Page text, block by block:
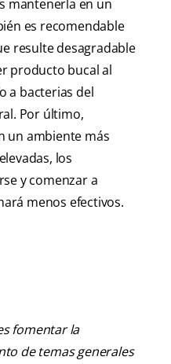
mantenerla en un
es recomendable
resulte desagradable
producto bucal al
a bacterias del
Por último,
un ambiente más
los
y comenzar a
menos efectivos.
fomentar la
de temas generales